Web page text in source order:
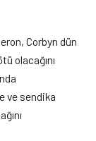
Corbyn dün
olacağını
ve sendika